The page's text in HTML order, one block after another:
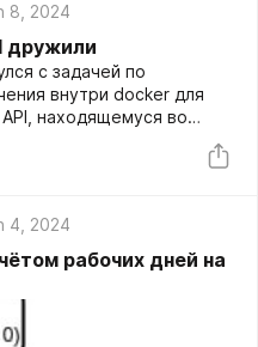
8, 2024
дружили
с задачей по
внутри docker для
находящемуся во
Недавно с
и мой друг, но
4, 2024
рабочих дней на